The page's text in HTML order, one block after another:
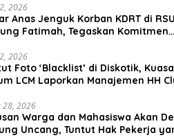
2026
Anas Jenguk Korban KDRT di
Fatimah, Tegaskan Komitmen
2026
Foto ‘Blacklist’ di Diskotik, Kuasa
LCM Laporkan Manajemen HH
28, 2026
Warga dan Mahasiswa Akan
Uncang, Tuntut Hak Pekerja